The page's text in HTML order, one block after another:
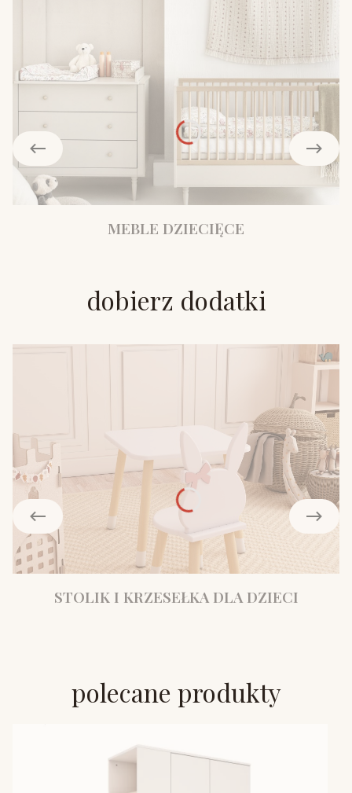
MEBLE DZIECIĘCE
dobierz dodatki
STOLIK I KRZESEŁKA DLA DZIECI
polecane produkty